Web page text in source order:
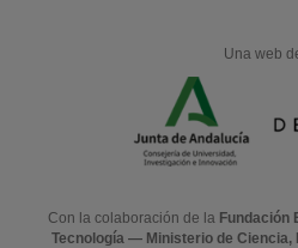
Una web
Con la colaboración de la Fundación
Tecnología — Ministerio de Ciencia,